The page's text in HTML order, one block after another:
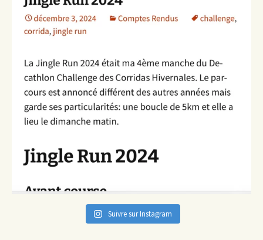
Suivre sur Instagram